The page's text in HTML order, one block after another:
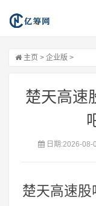
主页 > 企业版 >
楚天高速
日期:2026-08-
楚天高速